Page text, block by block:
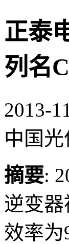
正泰
列名
2013-
中国光
摘要:
逆变
效率